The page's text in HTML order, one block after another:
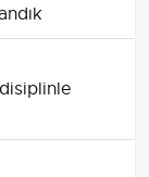
disiplinle